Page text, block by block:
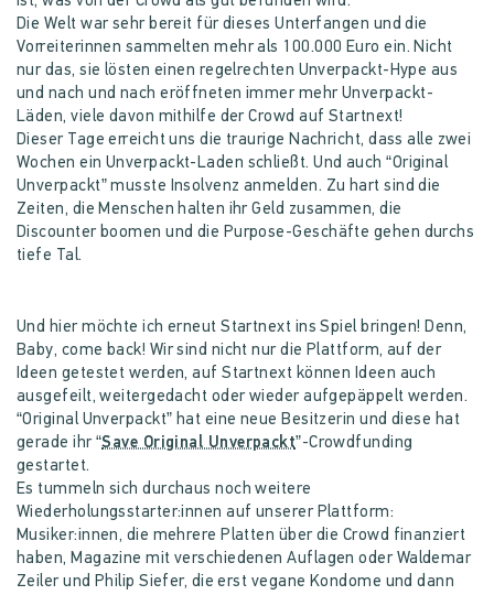
Die Welt war sehr bereit für dieses Unterfangen und die
Vorreiterinnen sammelten mehr als 100.000 Euro ein. Nicht
nur das, sie lösten einen regelrechten Unverpackt-Hype aus
und nach und nach eröffneten immer mehr Unverpackt-
Läden, viele davon mithilfe der Crowd auf Startnext!
Dieser Tage erreicht uns die traurige Nachricht, dass alle zwei
Wochen ein Unverpackt-Laden schließt. Und auch “Original
Unverpackt” musste Insolvenz anmelden. Zu hart sind die
Zeiten, die Menschen halten ihr Geld zusammen, die
Discounter boomen und die Purpose-Geschäfte gehen durchs
tiefe Tal.
Und hier möchte ich erneut Startnext ins Spiel bringen! Denn,
Baby, come back! Wir sind nicht nur die Plattform, auf der
Ideen getestet werden, auf Startnext können Ideen auch
ausgefeilt, weitergedacht oder wieder aufgepäppelt werden.
“Original Unverpackt” hat eine neue Besitzerin und diese hat
gerade ihr “Save Original Unverpackt”-Crowdfunding
gestartet.
Es tummeln sich durchaus noch weitere
Wiederholungsstarter:innen auf unserer Plattform:
Musiker:innen, die mehrere Platten über die Crowd finanziert
haben, Magazine mit verschiedenen Auflagen oder Waldemar
Zeiler und Philip Siefer, die erst vegane Kondome und dann